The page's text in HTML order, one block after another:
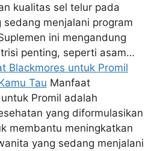
kualitas sel telur pada
sedang menjalani program
ini mengandung
penting, seperti asam…
Blackmores untuk Promil
Tau Manfaat
Promil adalah
yang diformulasikan
membantu meningkatkan
yang sedang menjalani